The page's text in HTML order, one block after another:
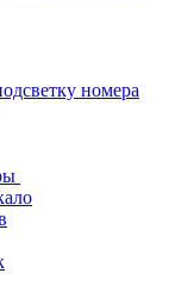
номера